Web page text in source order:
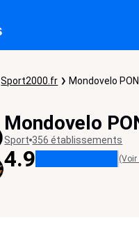
Sport2000.fr Mondovelo
Mondovelo
Sport 356 établissements
4.9 (Voir